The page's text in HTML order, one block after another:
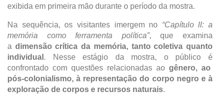
exibida em primeira mão durante o período da mostra.
Na sequência, os visitantes imergem no “Capítulo II: a
memória como ferramenta política”, que examina
a dimensão crítica da memória, tanto coletiva quanto
individual . Nesse estágio da mostra, o público é
confrontado com questões relacionadas ao gênero, ao
pós-colonialismo, à representação do corpo negro e à
exploração de corpos e recursos naturais.